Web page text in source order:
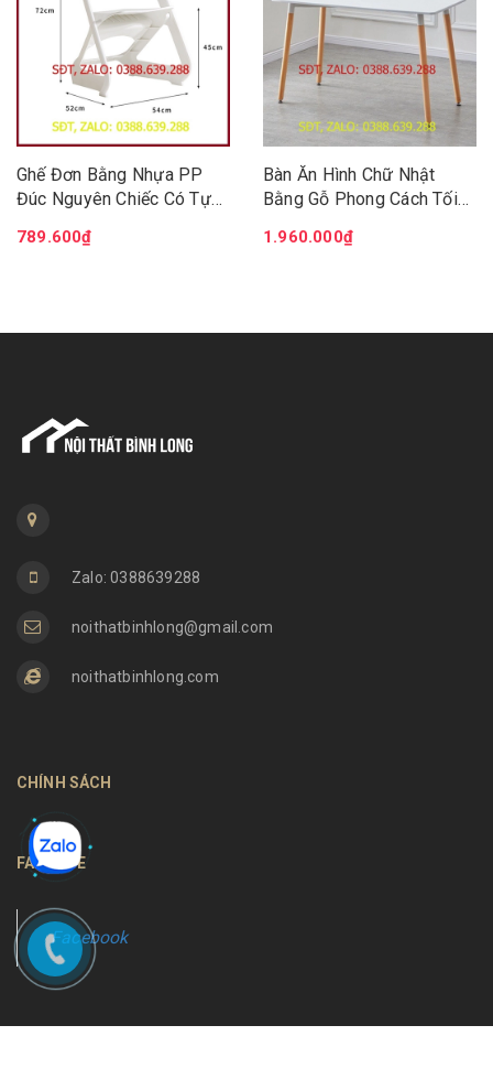
Ghế Đơn Bằng Nhựa PP
Đúc Nguyên Chiếc Có Tựa
Trà Ban Công Quán Nước
789.600₫
Bàn Ăn Hình Chữ Nhật
Bằng Gỗ Phong Cách Tối
Tập Decor Phòng Cực Đẹp
1.960.000₫
Zalo: 0388639288
noithatbinhlong@gmail.com
noithatbinhlong.com
CHÍNH SÁCH
FANPAGE
Facebook